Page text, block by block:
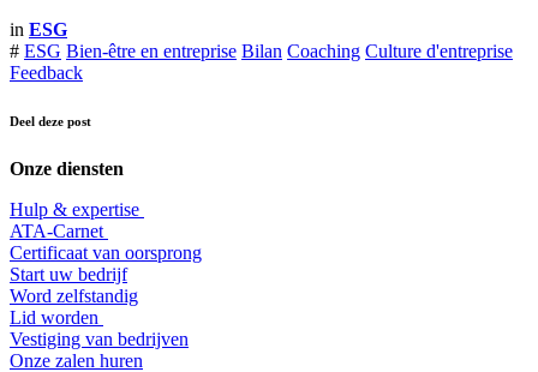
in ESG
# ESG Bien-être en entreprise Bilan Coaching Culture d'entreprise
Feedback
Deel deze post
Onze diensten
Hulp & expertise
​ATA-Carnet
Certificaat van oorsprong
Start uw bedrijf
Word zelfstandig
Lid worden
​Vestiging van bedrijven
Onze zalen huren